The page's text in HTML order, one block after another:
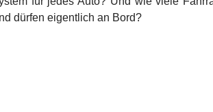
dürfen eigentlich an Bord?